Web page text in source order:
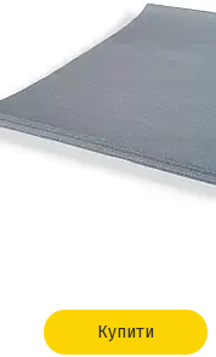
Купити